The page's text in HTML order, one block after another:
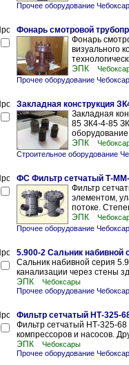
Прочее оборудование
Фонарь смотровой
Фонарь
визуального
ЭПК
Прочее оборудование
Закладная конструкция
Закладная
85 ЗК4-4-85
ЭПК
Строительное оборудование
ФС Фильтр сетчатый Т-
Фильтр
элементом,
потоке.
ЭПК
Прочее оборудование
5.900-2 Сальник набивной
Сальник набивной серия
канализации через стены
ЭПК
Чебоксары
Прочее оборудование
Фильтр сетчатый НТ-325-
Фильтр сетчатый НТ-325-
компрессоров и насосов.
ЭПК
Чебоксары
Прочее оборудование